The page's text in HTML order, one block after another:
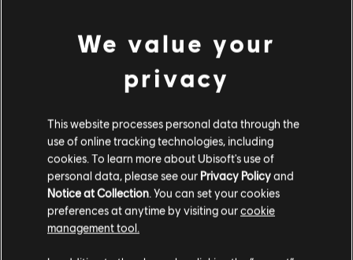
We value your
privacy
This website processes personal data through the
use of online tracking technologies, including
cookies. To learn more about Ubisoft's use of
personal data, please see our Privacy Policyand
Notice at Collection. You can set your cookies
preferences at anytime by visiting ourcookie
management tool.